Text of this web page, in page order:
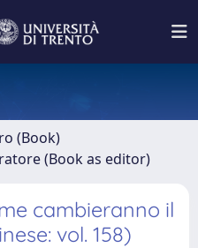
(Book)
(Book as editor)
cambieranno il
vol. 158)